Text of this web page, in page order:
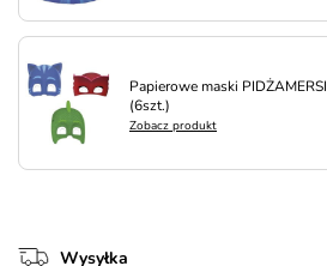
Papierowe maski PIDŻAMERSI
(6szt.)
Zobacz produkt
Wysyłka